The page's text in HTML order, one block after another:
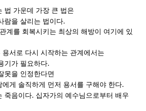
법 가운데 가장 큰 법은
람을 살리는 법이다.
계를 회복시키는 최상의 해방이 여기에 있
서로 다시 시작하는 관계에서는
기가 필요하다.
못을 인정한다면
에게 솔직하게 먼저 용서를 구해야 한다.
죽음이다. 십자가의 예수님으로부터 배우